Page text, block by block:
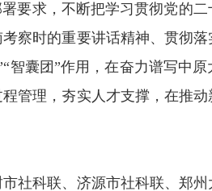
要求，不断把学习贯彻党的
察时的重要讲话精神、贯彻
囊团”作用，在奋力谱写中
管理，夯实人才支撑，在推
社科联、济源市社科联、郑